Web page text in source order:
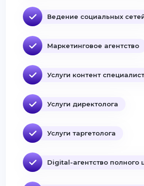
Ведение социальных
Маркетинговое агентство
Услуги контент
Услуги директолога
Услуги таргетолога
Digital-агентство полного